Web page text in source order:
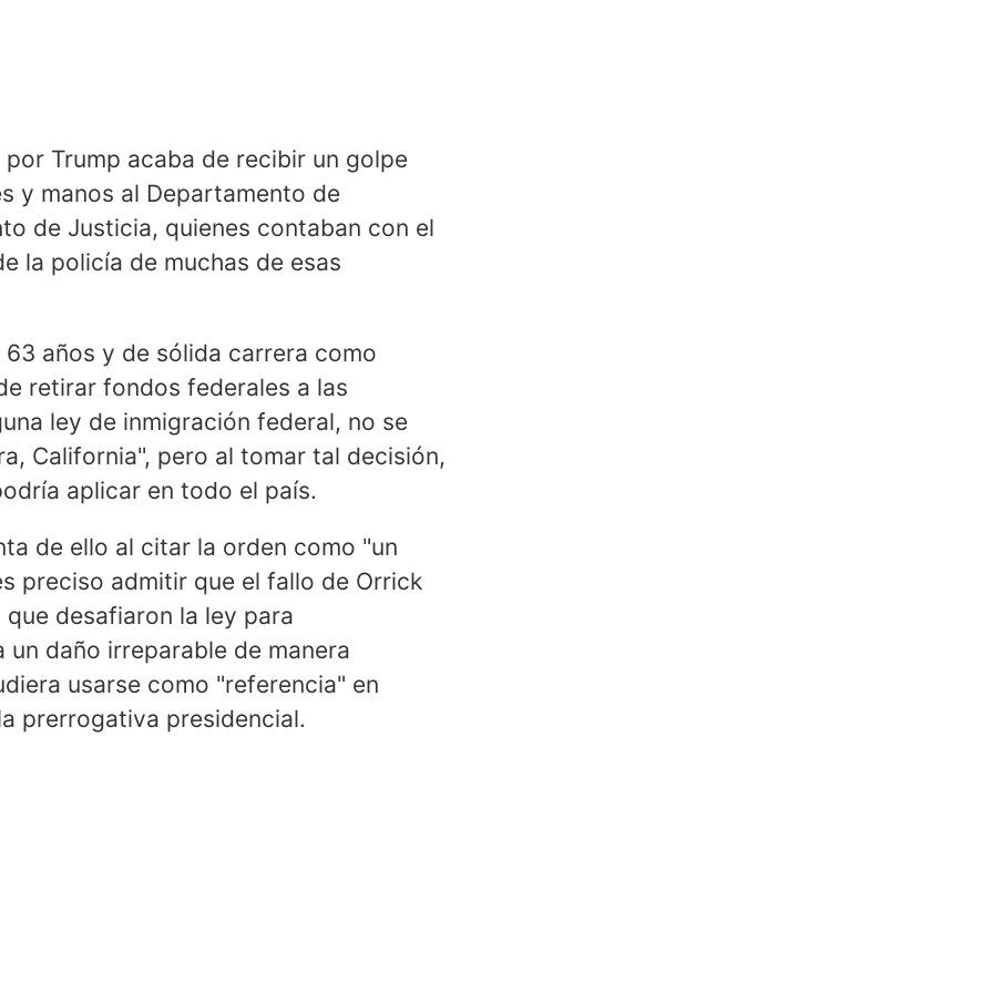
Trump acaba de recibir un golpe
y manos al Departamento de
de Justicia, quienes contaban con el
la policía de muchas de esas
años y de sólida carrera como
retirar fondos federales a las
ley de inmigración federal, no se
California", pero al tomar tal decisión,
aplicar en todo el país.
de ello al citar la orden como "un
preciso admitir que el fallo de Orrick
desafiaron la ley para
daño irreparable de manera
usarse como "referencia" en
prerrogativa presidencial.